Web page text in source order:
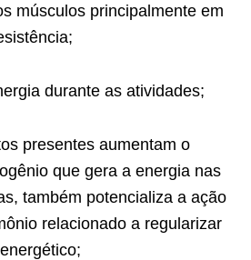
músculos principalmente em
durante as atividades;
presentes aumentam o
que gera a energia nas
também potencializa a ação
relacionado a regularizar